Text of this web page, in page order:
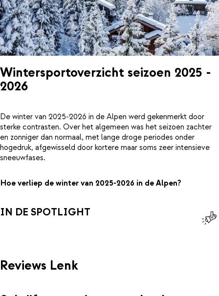
Wintersportoverzicht seizoen 2025 -
2026
De winter van 2025-2026 in de Alpen werd gekenmerkt door
sterke contrasten. Over het algemeen was het seizoen zachter
en zonniger dan normaal, met lange droge periodes onder
hogedruk, afgewisseld door kortere maar soms zeer intensieve
sneeuwfases.
Hoe verliep de winter van 2025-2026 in de Alpen?
IN DE SPOTLIGHT
Reviews Lenk